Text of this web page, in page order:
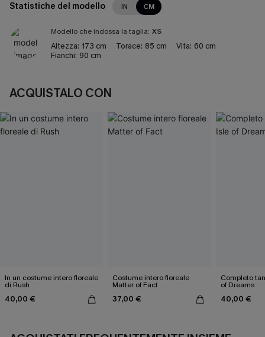
Statistiche del modello IN CM
Modello che indossa la taglia: XS
Altezza: 173 cm Torace: 85 cm Vita: 60 cm
Fianchi: 90 cm
ACQUISTALO CON
In un costume intero floreale
di Rush
40,00 €
Costume intero floreale
Matter of Fact
37,00 €
Completo
of Dreams
40,00 €